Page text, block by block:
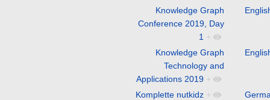
Knowledge Graph
Conference 2019, Day
1 +
Knowledge Graph
Technology and
Applications 2019 +
Komplette nutkidz +